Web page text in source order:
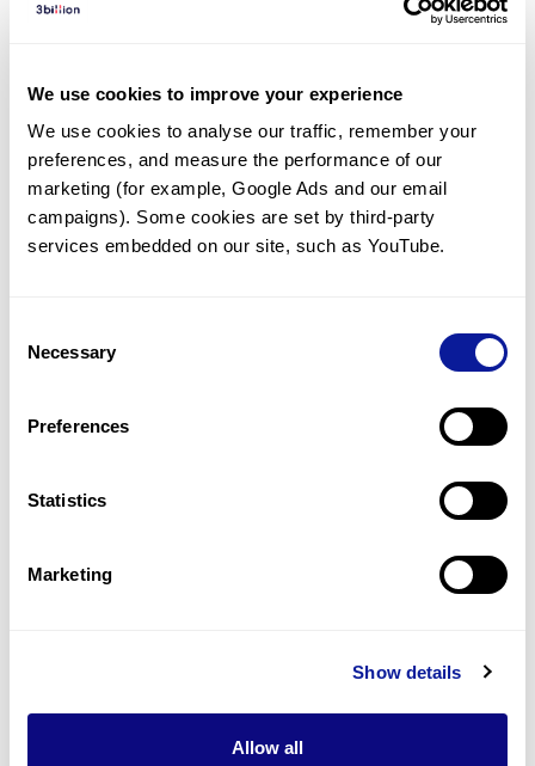
We use cookies to improve your experience
We use cookies to analyse our traffic, remember your
preferences, and measure the performance of our
marketing (for example, Google Ads and our email
campaigns). Some cookies are set by third-party
services embedded on our site, such as YouTube.
Selection
Necessary
Preferences
Statistics
Marketing
Show details
Allow all
임상유전학팀과 소통
궁금한 점을 임상유전학팀과 직접 논의 할 수 있습니다.
문의하기
미진단된 경우에 재분석을 통해 후속 케어를 받을 수 있습니다.
최신 유전학 정보 제공
블로그와 뉴스레터를 통해 최신 유전학 정보를 제공해 드립니다.
쓰리빌리언은 유전자 진단에 필요한 여러 기술의 개발과 도입에 힘쓰고 있습니
더 정확한 변이 해석과 높은 진단율을 위한 쓰리빌리언의 기술에 대해 알아보